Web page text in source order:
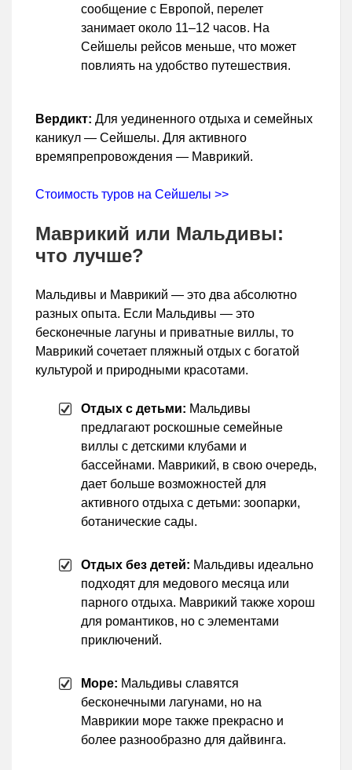
сообщение с Европой, перелет
занимает около 11–12 часов. На
Сейшелы рейсов меньше, что может
повлиять на удобство путешествия.
Вердикт: Для уединенного отдыха и семейных
каникул — Сейшелы. Для активного
времяпрепровождения — Маврикий.
Стоимость туров на Сейшелы >>
Маврикий или Мальдивы:
что лучше?
Мальдивы и Маврикий — это два абсолютно
разных опыта. Если Мальдивы — это
бесконечные лагуны и приватные виллы, то
Маврикий сочетает пляжный отдых с богатой
культурой и природными красотами.
Отдых с детьми: Мальдивы
предлагают роскошные семейные
виллы с детскими клубами и
бассейнами. Маврикий, в свою очередь,
дает больше возможностей для
активного отдыха с детьми: зоопарки,
ботанические сады.
Отдых без детей: Мальдивы идеально
подходят для медового месяца или
парного отдыха. Маврикий также хорош
для романтиков, но с элементами
приключений.
Море: Мальдивы славятся
бесконечными лагунами, но на
Маврикии море также прекрасно и
более разнообразно для дайвинга.